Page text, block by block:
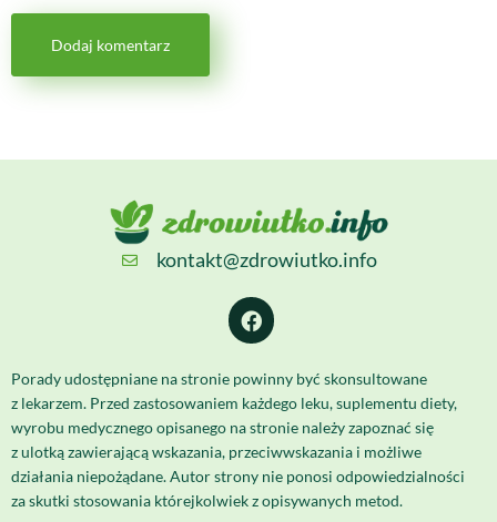
kontakt@zdrowiutko.info
Porady udostępniane na stronie powinny być skonsultowane
z lekarzem. Przed zastosowaniem każdego leku, suplementu diety,
wyrobu medycznego opisanego na stronie należy zapoznać się
z ulotką zawierającą wskazania, przeciwwskazania i możliwe
działania niepożądane. Autor strony nie ponosi odpowiedzialności
za skutki stosowania którejkolwiek z opisywanych metod.